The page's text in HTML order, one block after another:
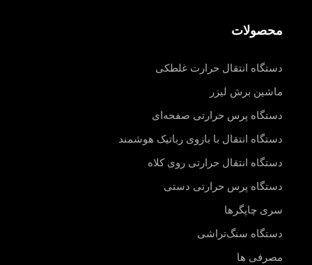
محصولات
دستگاه انتقال حرارت غلطکی
ماشین برش لیزر
دستگاه پرس حرارتی صفحه‌ای
دستگاه انتقال با بازوی رباتیک هوشمند
دستگاه انتقال حرارتی روی کلاه
دستگاه پرس حرارتی دستی
سری چاپگرها
دستگاه سنگ‌تراشی
مصرفی ها